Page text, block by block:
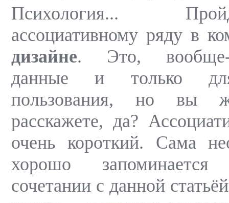
Психология...
ассоциативному ряду в
дизайне. Это, вообще-
данные и только для
пользования, но вы
расскажете, да?
очень короткий. Сама
хорошо
сочетании с данной